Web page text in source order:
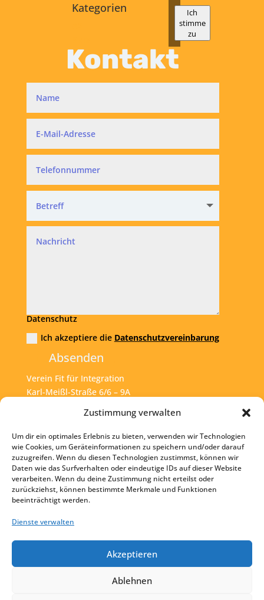
Zustimmung verwalten
Um dir ein optimales Erlebnis zu bieten, verwenden wir Technologien
wie Cookies, um Geräteinformationen zu speichern und/oder darauf
zuzugreifen. Wenn du diesen Technologien zustimmst, können wir
Daten wie das Surfverhalten oder eindeutige IDs auf dieser Website
verarbeiten. Wenn du deine Zustimmung nicht erteilst oder
zurückziehst, können bestimmte Merkmale und Funktionen
beeinträchtigt werden.
Dienste verwalten
Akzeptieren
Ablehnen
Kategorien
Ich
stimme
zu
Kontakt
Datenschutz
Ich akzeptiere die Datenschutzvereinbarung
Absenden
Verein Fit für Integration
Karl-Meißl-Straße 6/6 – 9A
Tel:+43 1 925 77 46
Mail: office@fit4int.at
Startseite
Kontakt
Impressum